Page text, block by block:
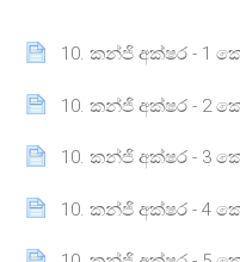
10. කන්ජි අක්ෂර - 1
10. කන්ජි අක්ෂර - 2
10. කන්ජි අක්ෂර - 3
10. කන්ජි අක්ෂර - 4